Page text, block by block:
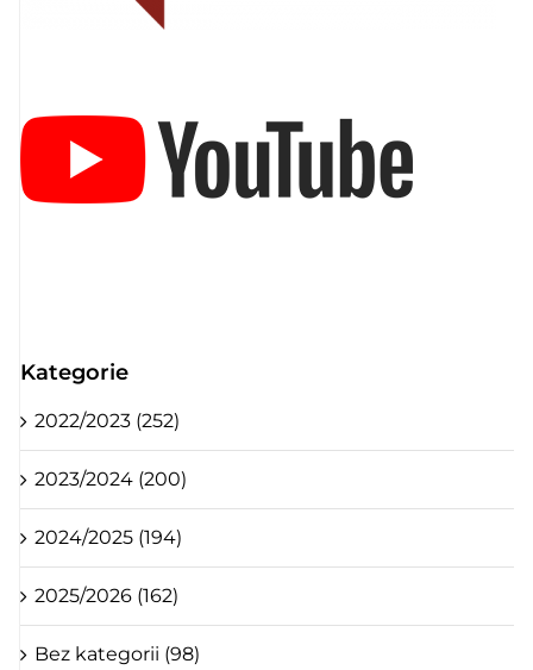
Kategorie
2022/2023 (252)
2023/2024 (200)
2024/2025 (194)
2025/2026 (162)
Bez kategorii (98)